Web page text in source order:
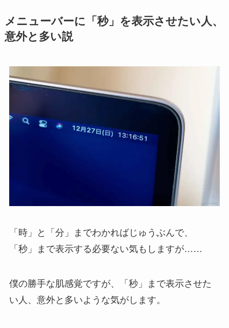
メニューバーに「秒」を表示させたい人、
意外と多い説
「時」と「分」までわかればじゅうぶんで、
「秒」まで表示する必要ない気もしますが……
僕の勝手な肌感覚ですが、「秒」まで表示させた
い人、意外と多いような気がします。